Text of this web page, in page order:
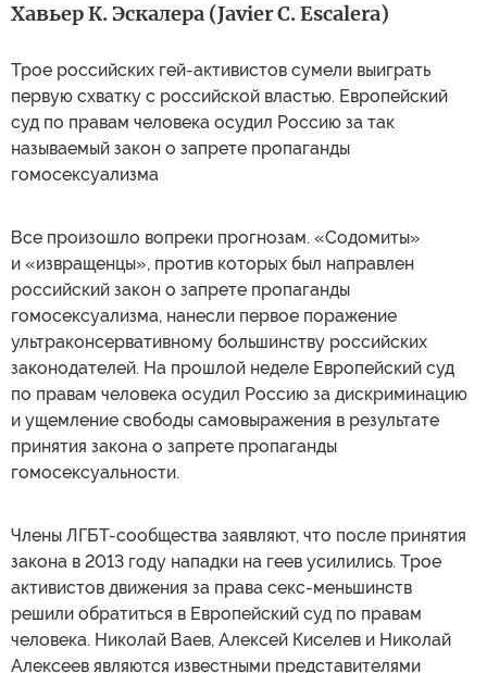
Хавьер К. Эскалера (Javier C. Escalera)
Трое российских гей-активистов сумели выиграть
первую схватку с российской властью. Европейский
суд по правам человека осудил Россию за так
называемый закон о запрете пропаганды
гомосексуализма
Все произошло вопреки прогнозам. «Содомиты»
и «извращенцы», против которых был направлен
российский закон о запрете пропаганды
гомосексуализма, нанесли первое поражение
ультраконсервативному большинству российских
законодателей. На прошлой неделе Европейский суд
по правам человека осудил Россию за дискриминацию
и ущемление свободы самовыражения в результате
принятия закона о запрете пропаганды
гомосексуальности.
Члены ЛГБТ-сообщества заявляют, что после принятия
закона в 2013 году нападки на геев усилились. Трое
активистов движения за права секс-меньшинств
решили обратиться в Европейский суд по правам
человека. Николай Ваев, Алексей Киселев и Николай
Алексеев являются известными представителями